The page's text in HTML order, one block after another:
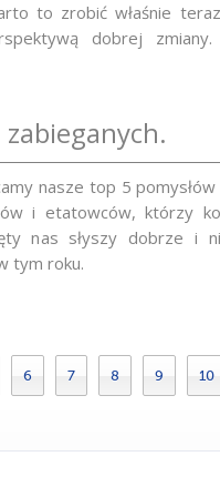
to zrobić właśnie
dobrej zmiany.
nasze top 5
i etatowców, którzy
nas słyszy dobrze i
tym roku.
6 7 8 9 10